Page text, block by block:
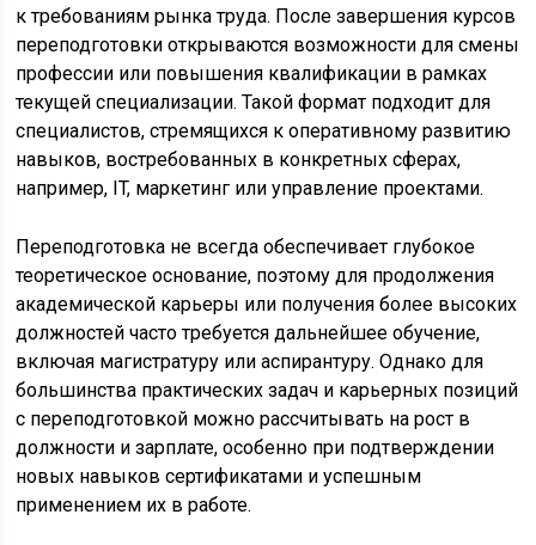
к требованиям рынка труда. После завершения курсов
переподготовки открываются возможности для смены
профессии или повышения квалификации в рамках
текущей специализации. Такой формат подходит для
специалистов, стремящихся к оперативному развитию
навыков, востребованных в конкретных сферах,
например, IT, маркетинг или управление проектами.
Переподготовка не всегда обеспечивает глубокое
теоретическое основание, поэтому для продолжения
академической карьеры или получения более высоких
должностей часто требуется дальнейшее обучение,
включая магистратуру или аспирантуру. Однако для
большинства практических задач и карьерных позиций
с переподготовкой можно рассчитывать на рост в
должности и зарплате, особенно при подтверждении
новых навыков сертификатами и успешным
применением их в работе.